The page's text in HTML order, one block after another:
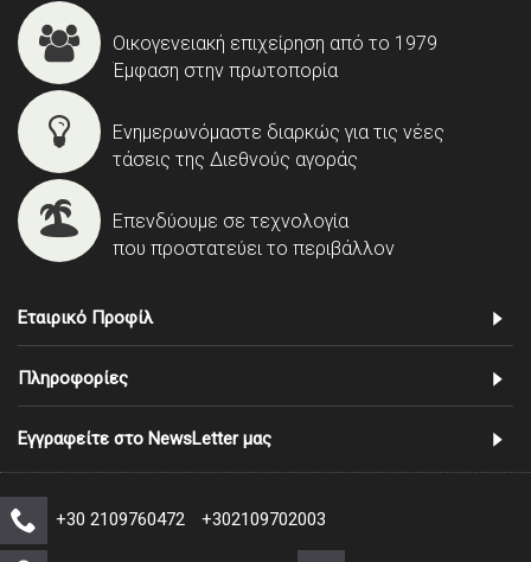
Οικογενειακή επιχείρηση από το 1979
Έμφαση στην πρωτοπορία
Ενημερωνόμαστε διαρκώς για τις νέες
τάσεις της Διεθνούς αγοράς
Επενδύουμε σε τεχνολογία
που προστατεύει το περιβάλλον
Εταιρικό Προφίλ
Πληροφορίες
Εγγραφείτε στο NewsLetter μας
+30 2109760472 +302109702003